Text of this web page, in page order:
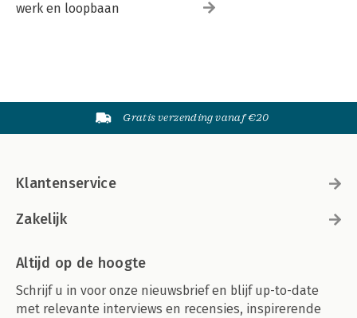
werk en loopbaan
Gratis verzending vanaf €20
Klantenservice
Zakelijk
Altijd op de hoogte
Schrijf u in voor onze nieuwsbrief en blijf up-to-date
met relevante interviews en recensies, inspirerende